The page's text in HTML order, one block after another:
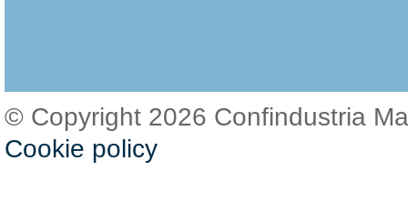
© Copyright 2026 Confindustria
Cookie policy